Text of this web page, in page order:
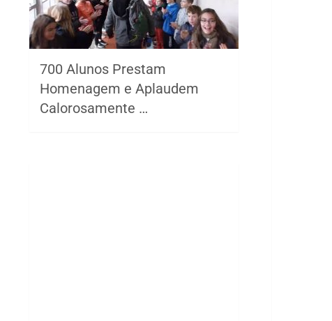
700 Alunos Prestam
Homenagem e Aplaudem
Calorosamente …